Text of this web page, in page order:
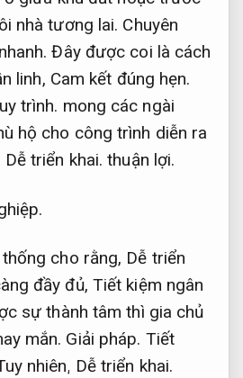
nhà tương lai. Chuyên
Đây được coi là cách
linh, Cam kết đúng hẹn.
trình. mong các ngài
hộ cho công trình diễn ra
Dễ triển khai. thuận lợi.
cho rằng, Dễ triển
đầy đủ, Tiết kiệm ngân
sự thành tâm thì gia chủ
mắn. Giải pháp. Tiết
nhiên, Dễ triển khai.